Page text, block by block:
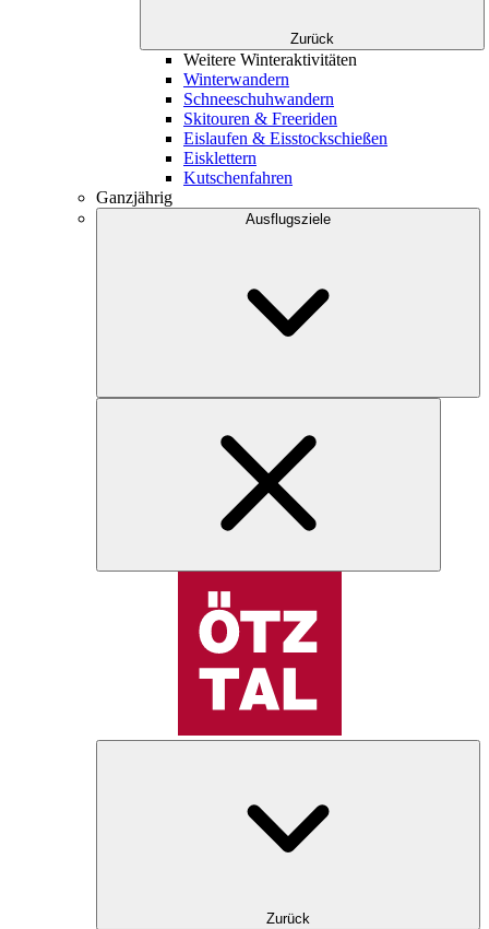
Zurück
Weitere Winteraktivitäten
Winterwandern
Schneeschuhwandern
Skitouren & Freeriden
Eislaufen & Eisstockschießen
Eisklettern
Kutschenfahren
Ganzjährig
Ausflugsziele
Zurück